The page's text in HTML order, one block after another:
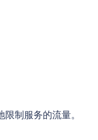
制服务的流量。